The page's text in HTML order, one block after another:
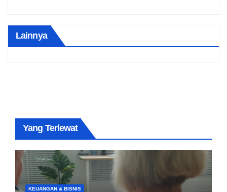
Lainnya
Yang Terlewat
KEUANGAN & BISNIS